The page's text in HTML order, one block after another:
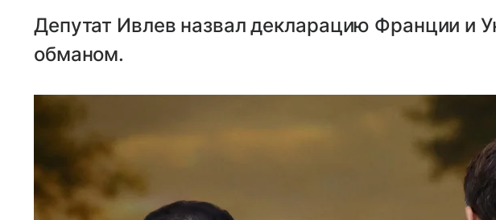
Депутат Ивлев назвал декларацию Франции и
обманом.